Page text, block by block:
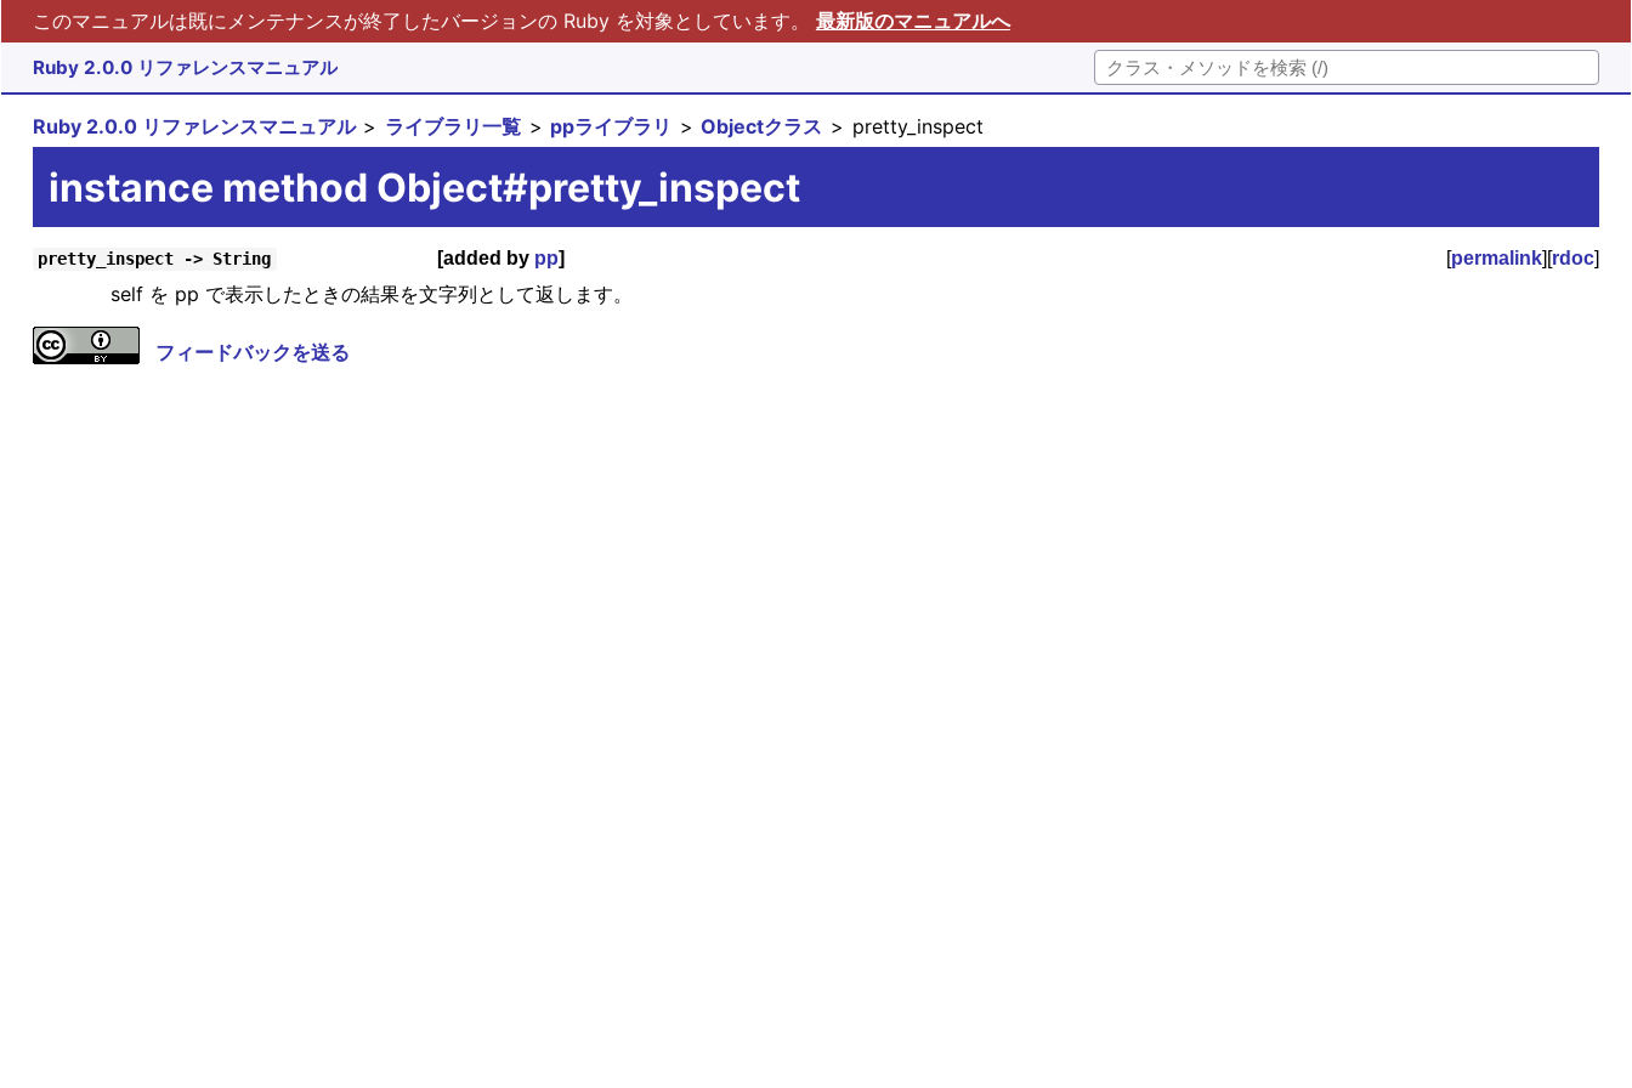
このマニュアルは既にメンテナンスが終了したバージョンの Ruby を対象としています。 最新版のマニュアルへ
Ruby 2.0.0 リファレンスマニュアル
Ruby 2.0.0 リファレンスマニュアル ライブラリ一覧 ppライブラリ Objectクラス pretty_inspect
instance method Object#pretty_inspect
pretty_inspect -> String [permalink][rdoc]
[added by pp]
self を pp で表示したときの結果を文字列として返します。
フィードバックを送る